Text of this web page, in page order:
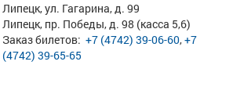
Липецк, ул. Гагарина, д. 99
Липецк, пр. Победы, д. 98 (касса 5,6)
Заказ билетов: +7 (4742) 39-06-60,+7
(4742) 39-65-65